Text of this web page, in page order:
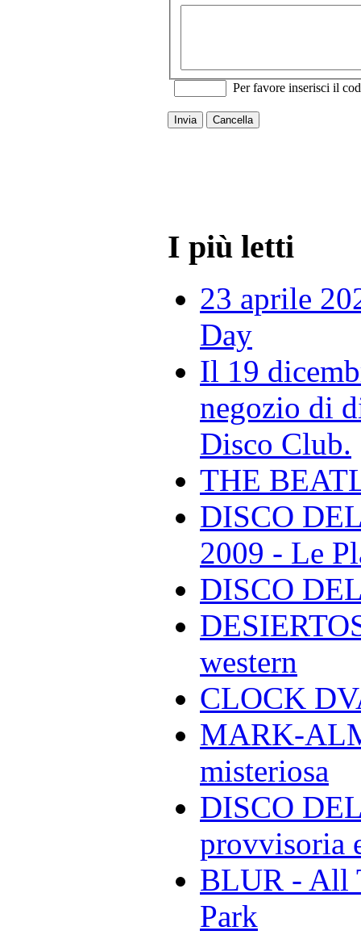
Per favore inserisci il
Invia Cancella
I più letti
23 aprile
Day
Il 19
negozio di
Disco Club.
THE
DISCO
2009 - Le
DISCO
western
CLOCK
MARK-
misteriosa
DISCO
provvisoria
BLUR - All
Park